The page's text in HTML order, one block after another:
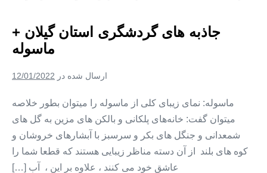
جاذبه های گردشگری استان گیلان +
ماسوله
ارسال شده در 12/01/2022
ماسوله: نمای زیبای کلی از ماسوله را میتوان بطور خلاصه
میتوان گفت: خانه‌های پلکانی و بالکن های مزین به گل های
شمعدانی و جنگل های بکر و سرسبز با آبشارهای خروشان و
کوه های بلند از آن دسته مناظر زیبایی هستند که قطعا شما را
عاشق خود می کنند ، علاوه بر این ، آب […]